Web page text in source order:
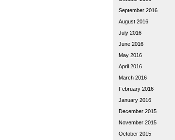
September 2016
August 2016
July 2016
June 2016
May 2016
April 2016
March 2016
February 2016
January 2016
December 2015
November 2015
October 2015